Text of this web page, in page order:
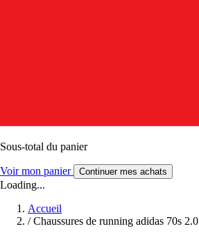
Sous-total du panier
Voir mon panier Continuer mes achats
Loading...
Accueil
/ Chaussures de running adidas 70s 2.0